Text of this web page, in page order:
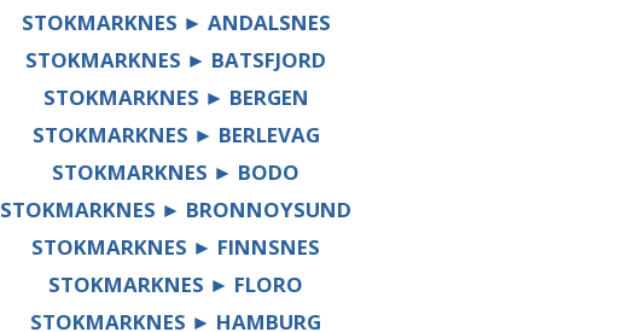
STOKMARKNES ► ANDALSNES
STOKMARKNES ► BATSFJORD
STOKMARKNES ► BERGEN
STOKMARKNES ► BERLEVAG
STOKMARKNES ► BODO
STOKMARKNES ► BRONNOYSUND
STOKMARKNES ► FINNSNES
STOKMARKNES ► FLORO
STOKMARKNES ► HAMBURG